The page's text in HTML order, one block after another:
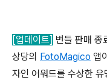
[업데이트] 번들 판매 종
상당의 FotoMagico 앱
자인 어워드를 수상한